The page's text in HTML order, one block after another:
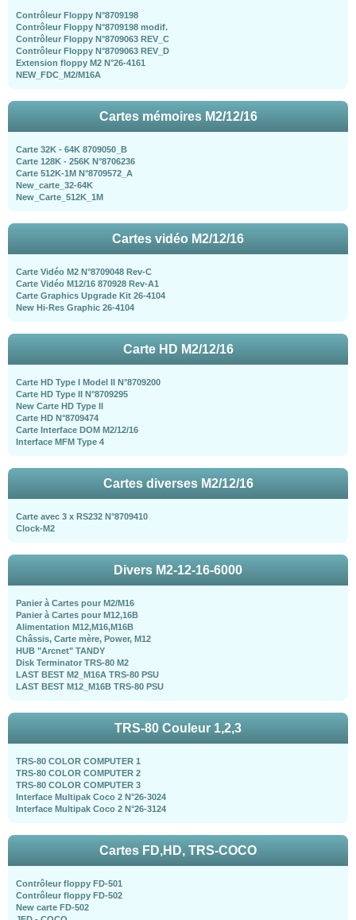
Contrôleur Floppy N°8709198
Contrôleur Floppy N°8709198 modif.
Contrôleur Floppy N°8709063 REV_C
Contrôleur Floppy N°8709063 REV_D
Extension floppy M2 N°26-4161
NEW_FDC_M2/M16A
Cartes mémoires M2/12/16
Carte 32K - 64K 8709050_B
Carte 128K - 256K N°8706236
Carte 512K-1M N°8709572_A
New_carte_32-64K
New_Carte_512K_1M
Cartes vidéo M2/12/16
Carte Vidéo M2 N°8709048 Rev-C
Carte Vidéo M12/16 870928 Rev-A1
Carte Graphics Upgrade Kit 26-4104
New Hi-Res Graphic 26-4104
Carte HD M2/12/16
Carte HD Type I Model II N°8709200
Carte HD Type II N°8709295
New Carte HD Type II
Carte HD N°8709474
Carte Interface DOM M2/12/16
Interface MFM Type 4
Cartes diverses M2/12/16
Carte avec 3 x RS232 N°8709410
Clock-M2
Divers M2-12-16-6000
Panier à Cartes pour M2/M16
Panier à Cartes pour M12,16B
Alimentation M12,M16,M16B
Châssis, Carte mère, Power, M12
HUB "Arcnet" TANDY
Disk Terminator TRS-80 M2
LAST BEST M2_M16A TRS-80 PSU
LAST BEST M12_M16B TRS-80 PSU
TRS-80 Couleur 1,2,3
TRS-80 COLOR COMPUTER 1
TRS-80 COLOR COMPUTER 2
TRS-80 COLOR COMPUTER 3
Interface Multipak Coco 2 N°26-3024
Interface Multipak Coco 2 N°26-3124
Cartes FD,HD, TRS-COCO
Contrôleur floppy FD-501
Contrôleur floppy FD-502
New carte FD-502